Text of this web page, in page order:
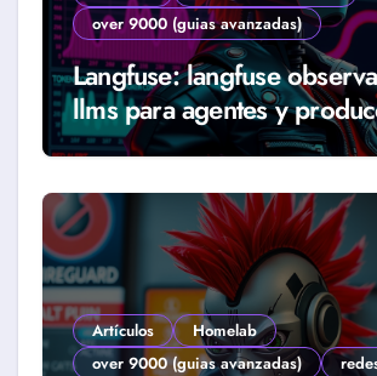
over 9000 (guias avanzadas)
Langfuse: langfuse
llms para agentes y
real (Guía 2026)
Artículos
Homelab
over 9000 (guias avanzadas)